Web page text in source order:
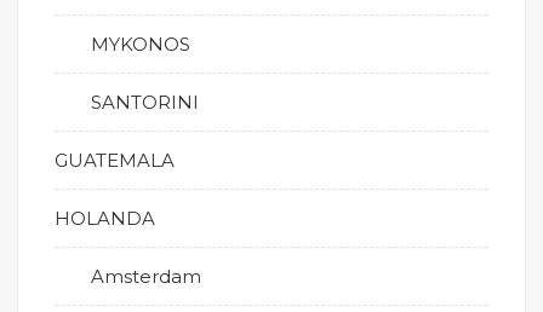
MYKONOS
SANTORINI
GUATEMALA
HOLANDA
Amsterdam